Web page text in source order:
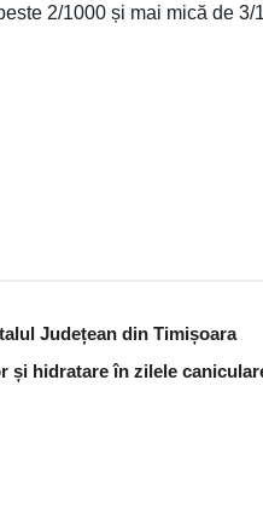
2/1000 și mai mică de 3/
Județean din Timișoara
și hidratare în zilele